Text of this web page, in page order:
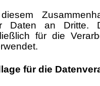
Daten an Dritte.
für die
für die